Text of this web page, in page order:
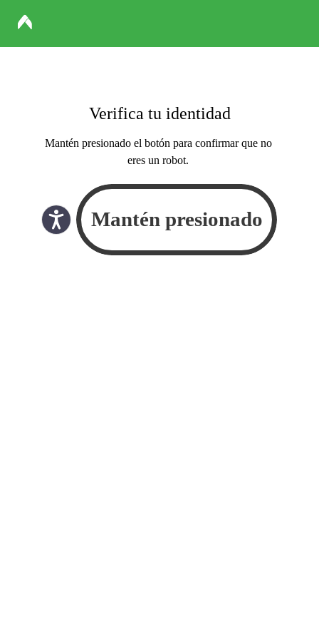
Verifica tu identidad
Mantén presionado el botón para confirmar que no
eres un robot.